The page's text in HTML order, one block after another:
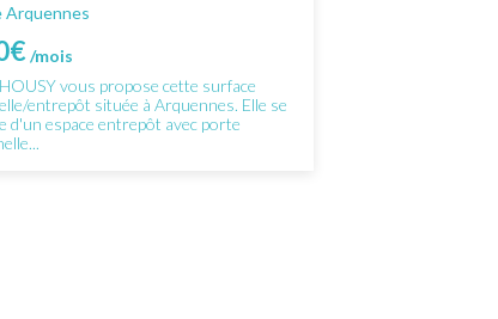
Arquennes
/mois
vous propose cette surface
entrepôt située à Arquennes. Elle se
d'un espace entrepôt avec porte